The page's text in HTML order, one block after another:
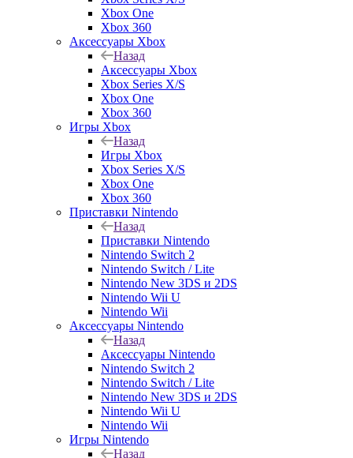
Xbox One
Xbox 360
Аксессуары Xbox
Назад
Аксессуары Xbox
Xbox Series X/S
Xbox One
Xbox 360
Игры Xbox
Назад
Игры Xbox
Xbox Series X/S
Xbox One
Xbox 360
Приставки Nintendo
Назад
Приставки Nintendo
Nintendo Switch 2
Nintendo Switch / Lite
Nintendo New 3DS и 2DS
Nintendo Wii U
Nintendo Wii
Аксессуары Nintendo
Назад
Аксессуары Nintendo
Nintendo Switch 2
Nintendo Switch / Lite
Nintendo New 3DS и 2DS
Nintendo Wii U
Nintendo Wii
Игры Nintendo
Назад